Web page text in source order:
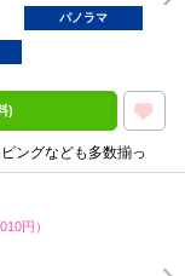
パノラマ
)
ングなども多数揃っ
円）